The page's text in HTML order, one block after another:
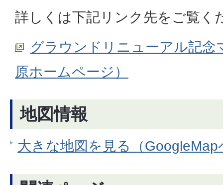
詳しくは下記リンク先をご覧く
グラウンドリニューアル記念
原ホームページ）
地図情報
大きな地図を見る（GoogleMap